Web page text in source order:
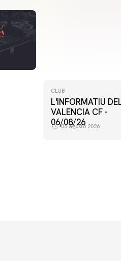
CLUB
L'INFORMATIU DEL
VALENCIA CF -
06/08/26
06 agosto 2026